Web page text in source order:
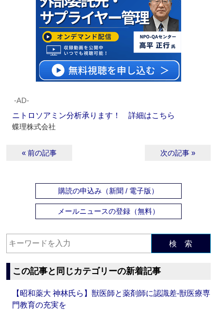
‐AD‐
ニトロソアミン分析承ります！ 詳細はこちら
蝶理株式会社
« 前の記事 次の記事 »
購読の申込み（新聞 / 電子版）
メールニュースの登録（無料）
検 索
この記事と同じカテゴリーの新着記事
【昭和薬大 神林氏ら】獣医師と薬剤師に認識差‐獣医療専
門教育の充実を